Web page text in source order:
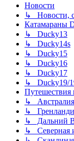
Новости
↳ Новости,
Катамараны
↳ Ducky13
↳ Ducky14s
↳ Ducky15
↳ Ducky16
↳ Ducky17
↳ Ducky19/
Путешествия
↳ Австралия
↳
↳ Дальний
↳ Северная